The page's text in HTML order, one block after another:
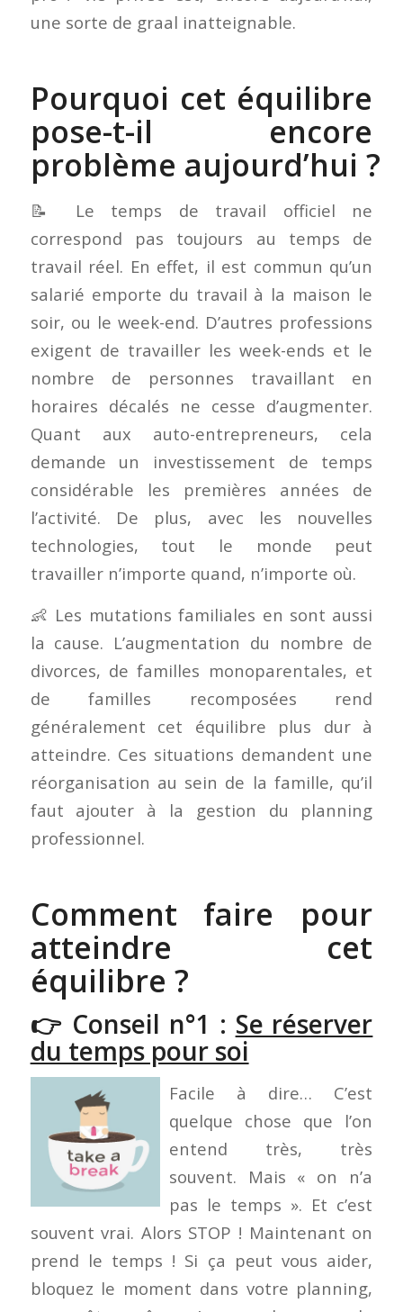
une sorte de graal inatteignable.
Pourquoi cet équilibre
pose-t-il encore
problème aujourd’hui ?
📝 Le temps de travail officiel ne
correspond pas toujours au temps de
travail réel. En effet, il est commun qu’un
salarié emporte du travail à la maison le
soir, ou le week-end. D’autres professions
exigent de travailler les week-ends et le
nombre de personnes travaillant en
horaires décalés ne cesse d’augmenter.
Quant aux auto-entrepreneurs, cela
demande un investissement de temps
considérable les premières années de
l’activité. De plus, avec les nouvelles
technologies, tout le monde peut
travailler n’importe quand, n’importe où.
👶 Les mutations familiales en sont aussi
la cause. L’augmentation du nombre de
divorces, de familles monoparentales, et
de familles recomposées rend
généralement cet équilibre plus dur à
atteindre. Ces situations demandent une
réorganisation au sein de la famille, qu’il
faut ajouter à la gestion du planning
professionnel.
Comment faire pour
atteindre cet
équilibre ?
👉 Conseil n°1 : Se réserver
du temps pour soi
Facile à dire… C’est
quelque chose que l’on
entend très, très
souvent. Mais « on n’a
pas le temps ». Et c’est
souvent vrai. Alors STOP ! Maintenant on
prend le temps ! Si ça peut vous aider,
bloquez le moment dans votre planning,